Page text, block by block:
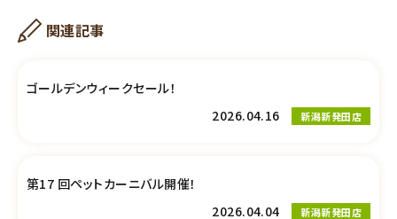
関連記事
ゴールデンウィークセール！
2026.04.16
新潟新発田店
第17 回ペットカーニバル開催！
2026.04.04
新潟新発田店